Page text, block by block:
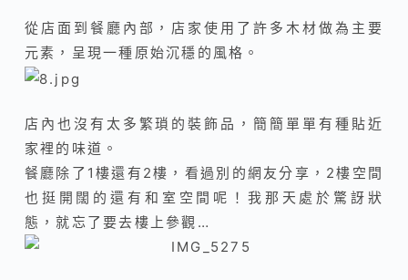
從店面到餐廳內部，店家使用了許多木材做為主要
元素，呈現一種原始沉穩的風格。
店內也沒有太多繁瑣的裝飾品，簡簡單單有種貼近
家裡的味道。
餐廳除了1樓還有2樓， 看過別的網友分享，2樓空間
也挺開闊的還有和室空間呢！ 我那天處於驚訝狀
態，就忘了要去樓上參觀…